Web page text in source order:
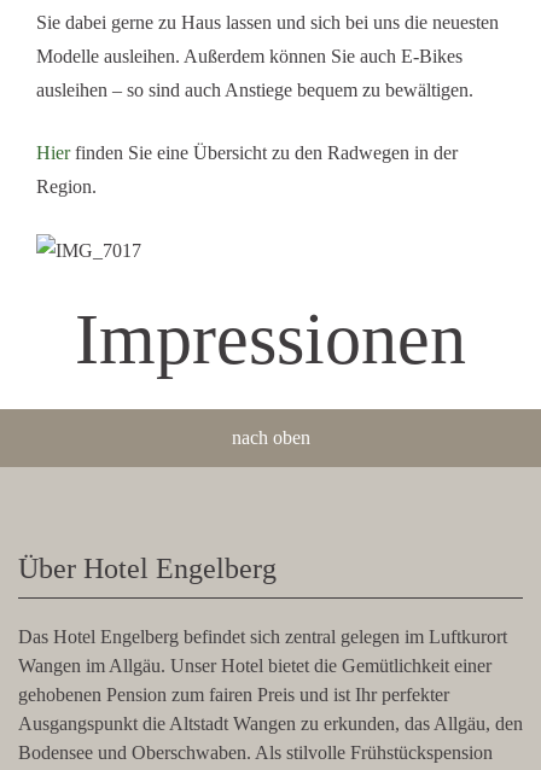
Sie dabei gerne zu Haus lassen und sich bei uns die neuesten
Modelle ausleihen. Außerdem können Sie auch E-Bikes
ausleihen – so sind auch Anstiege bequem zu bewältigen.
Hierfinden Sie eine Übersicht zu den Radwegen in der
Region.
Impressionen
nach oben
Über Hotel Engelberg
Das Hotel Engelberg befindet sich zentral gelegen im Luftkurort
Wangen im Allgäu. Unser Hotel bietet die Gemütlichkeit einer
gehobenen Pension zum fairen Preis und ist Ihr perfekter
Ausgangspunkt die Altstadt Wangen zu erkunden, das Allgäu, den
Bodensee und Oberschwaben. Als stilvolle Frühstückspension